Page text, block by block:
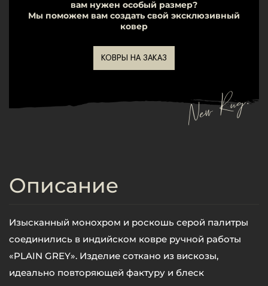
вам нужен особый размер?
Мы поможем вам создать свой эксклюзивный
ковер
КОВРЫ НА ЗАКАЗ
New Rug.
Описание
Изысканный монохром и роскошь серой палитры
соединились в индийском ковре ручной работы
«PLAIN GREY». Изделие соткано из вискозы,
идеально повторяющей фактуру и блеск